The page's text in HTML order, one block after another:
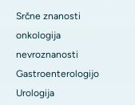
Srčne znanosti
onkologija
nevroznanosti
Gastroenterologijo
Urologija